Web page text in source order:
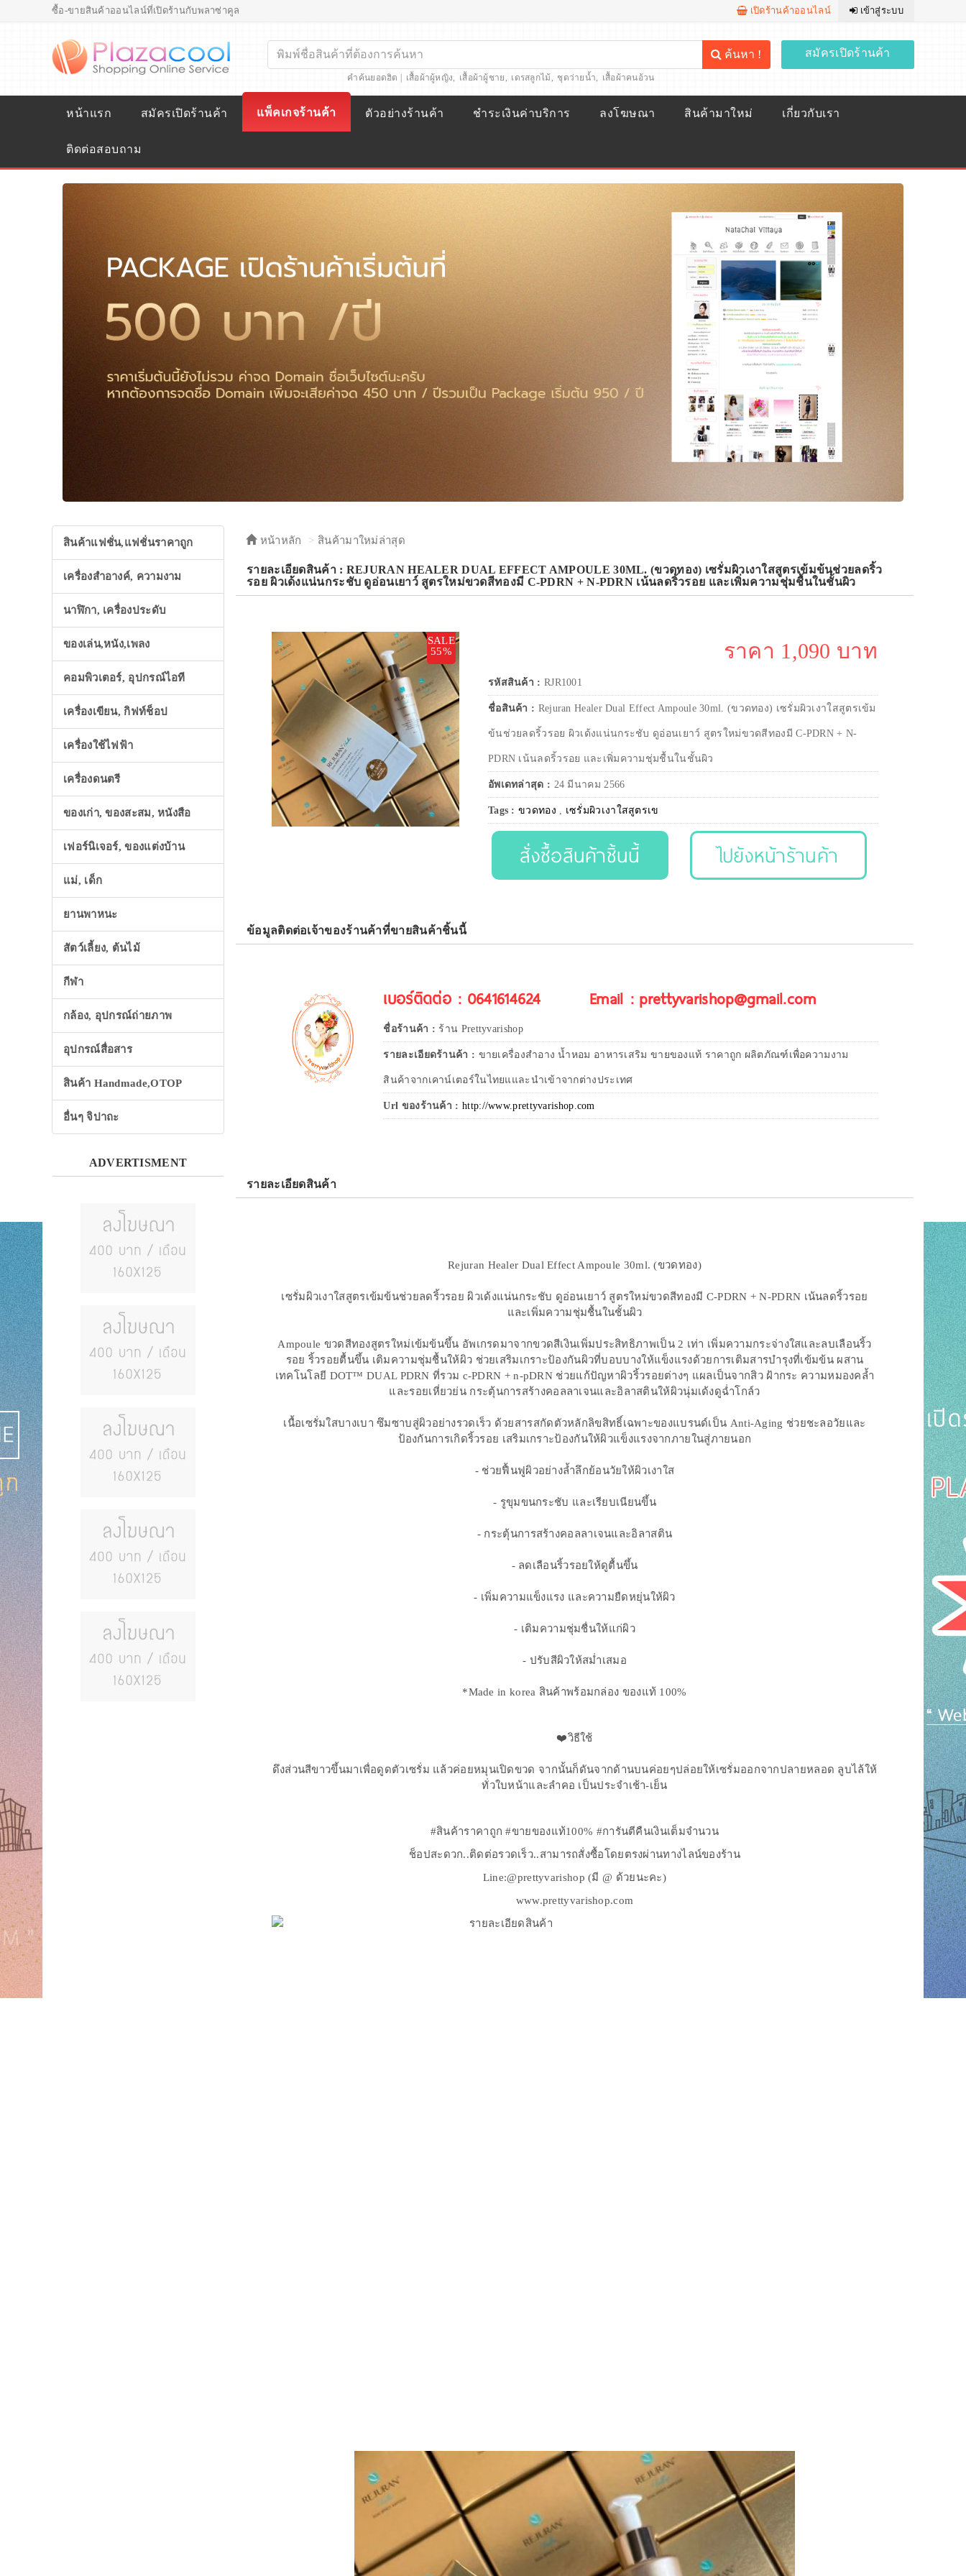
ซื้อ-ขายสินค้าออนไลน์ที่เปิดร้านกับพลาซ่าคูล เปิดร้านค้าออนไลน์ เข้าสู่ระบบ
ค้นหา !
คำค้นยอดฮิต | เสื้อผ้าผู้หญิง, เสื้อผ้าผู้ชาย, เดรสลูกไม้, ชุดว่ายน้ำ, เสื้อผ้าคนอ้วน
สมัครเปิดร้านค้า
หน้าแรก สมัครเปิดร้านค้า แพ็คเกจร้านค้า ตัวอย่างร้านค้า ชำระเงินค่าบริการ ลงโฆษณา สินค้ามาใหม่ เกี่ยวกับเรา
ติดต่อสอบถาม
สินค้าแฟชั่น,แฟชั่นราคาถูก
เครื่องสำอางค์, ความงาม
นาฬิกา, เครื่องประดับ
ของเล่น,หนัง,เพลง
คอมพิวเตอร์, อุปกรณ์ไอที
เครื่องเขียน, กิฟท์ช็อป
เครื่องใช้ไฟฟ้า
เครื่องดนตรี
ของเก่า, ของสะสม, หนังสือ
เฟอร์นิเจอร์, ของแต่งบ้าน
แม่, เด็ก
ยานพาหนะ
สัตว์เลี้ยง, ต้นไม้
กีฬา
กล้อง, อุปกรณ์ถ่ายภาพ
อุปกรณ์สื่อสาร
สินค้า Handmade,OTOP
อื่นๆ จิปาถะ
ADVERTISMENT
หน้าหลัก สินค้ามาใหม่ล่าสุด
รายละเอียดสินค้า : REJURAN HEALER DUAL EFFECT AMPOULE 30ML. (ขวดทอง) เซรั่มผิวเงาใสสูตรเข้มข้นช่วยลดริ้ว
รอย ผิวเด้งแน่นกระชับ ดูอ่อนเยาว์ สูตรใหม่ขวดสีทองมี C-PDRN + N-PDRN เน้นลดริ้วรอย และเพิ่มความชุ่มชื้นในชั้นผิว
SALE
55%
ราคา 1,090 บาท
รหัสสินค้า : RJR1001
ชื่อสินค้า : Rejuran Healer Dual Effect Ampoule 30ml. (ขวดทอง) เซรั่มผิวเงาใสสูตรเข้ม
ข้นช่วยลดริ้วรอย ผิวเด้งแน่นกระชับ ดูอ่อนเยาว์ สูตรใหม่ขวดสีทองมี C-PDRN + N-
PDRN เน้นลดริ้วรอย และเพิ่มความชุ่มชื้นในชั้นผิว
อัพเดทล่าสุด : 24 มีนาคม 2566
Tags :ขวดทอง , เซรั่มผิวเงาใสสูตรเข
สั่งซื้อสินค้าชิ้นนี้ ไปยังหน้าร้านค้า
ข้อมูลติดต่อเจ้าของร้านค้าที่ขายสินค้าชิ้นนี้
เบอร์ติดต่อ : 0641614624 Email : prettyvarishop@gmail.com
ชื่อร้านค้า : ร้าน Prettyvarishop
รายละเอียดร้านค้า : ขายเครื่องสำอาง น้ำหอม อาหารเสริม ขายของแท้ ราคาถูก ผลิตภัณฑ์เพื่อความงาม
สินค้าจากเคาน์เตอร์ในไทยแและนำเข้าจากต่างประเทศ
Url ของร้านค้า : http://www.prettyvarishop.com
รายละเอียดสินค้า
Rejuran Healer Dual Effect Ampoule 30ml. (ขวดทอง)
เซรั่มผิวเงาใสสูตรเข้มข้นช่วยลดริ้วรอย ผิวเด้งแน่นกระชับ ดูอ่อนเยาว์ สูตรใหม่ขวดสีทองมี C-PDRN + N-PDRN เน้นลดริ้วรอย
และเพิ่มความชุ่มชื้นในชั้นผิว
Ampoule ขวดสีทองสูตรใหม่เข้มข้นขึ้น อัพเกรดมาจากขวดสีเงินเพิ่มประสิทธิภาพเป็น 2 เท่า เพิ่มความกระจ่างใสและลบเลือนริ้ว
รอย ริ้วรอยตื้นขึ้น เติมความชุ่มชื้นให้ผิว ช่วยเสริมเกราะป้องกันผิวที่บอบบางให้แข็งแรงด้วยการเติมสารบำรุงที่เข้มข้น ผสาน
เทคโนโลยี DOT™ DUAL PDRN ที่รวม c-PDRN + n-pDRN ช่วยแก้ปัญหาผิวริ้วรอยต่างๆ แผลเป็นจากสิว ฝ้ากระ ความหมองคล้ำ
และรอยเหี่ยวย่น กระตุ้นการสร้างคอลลาเจนและอิลาสตินให้ผิวนุ่มเด้งดูฉ่ำโกล์ว
เนื้อเซรั่มใสบางเบา ซึมซาบสู่ผิวอย่างรวดเร็ว ด้วยสารสกัดตัวหลักลิขสิทธิ์เฉพาะของแบรนด์เป็น Anti-Aging ช่วยชะลอวัยและ
ป้องกันการเกิดริ้วรอย เสริมเกราะป้องกันให้ผิวแข็งแรงจากภายในสู่ภายนอก
- ช่วยฟื้นฟูผิวอย่างล้ำลึกย้อนวัยให้ผิวเงาใส
- รูขุมขนกระชับ และเรียบเนียนขึ้น
- กระตุ้นการสร้างคอลลาเจนและอิลาสติน
- ลดเลือนริ้วรอยให้ดูตื้นขึ้น
- เพิ่มความแข็งแรง และความยืดหยุ่นให้ผิว
- เติมความชุ่มชื่นให้แก่ผิว
- ปรับสีผิวให้สม่ำเสมอ
*Made in korea สินค้าพร้อมกล่อง ของแท้ 100%
❤️วิธีใช้
ดึงส่วนสีขาวขึ้นมาเพื่อดูดตัวเซรั่ม แล้วค่อยหมุนเปิดขวด จากนั้นก็ดันจากด้านบนค่อยๆปล่อยให้เซรั่มออกจากปลายหลอด ลูบไล้ให้
ทั่วใบหน้าและลำคอ เป็นประจำเช้า-เย็น
#สินค้าราคาถูก #ขายของแท้100% #การันตีคืนเงินเต็มจำนวน
ช็อปสะดวก..ติดต่อรวดเร็ว..สามารถสั่งซื้อโดยตรงผ่านทางไลน์ของร้าน
Line:@prettyvarishop (มี @ ด้วยนะคะ)
www.prettyvarishop.com